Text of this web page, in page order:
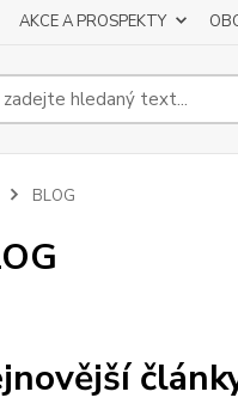
AKCE A PROSPEKTY
BLOG